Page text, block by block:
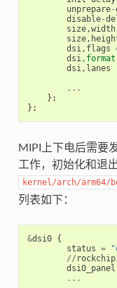
unprepare-
disable-
size,width
size,
dsi, flags
dsi, format
dsi, lanes
...
};
};
MIPI上下电后需要
工作，初始化和退
kernel/arch/arm64/
列表如下：
&dsi0 {
status =
// rockchip
dsi0_panel
...